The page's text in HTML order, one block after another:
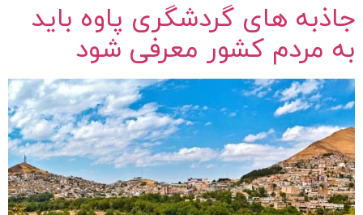
جاذبه های گردشگری پاوه باید
به مردم کشور معرفی شود